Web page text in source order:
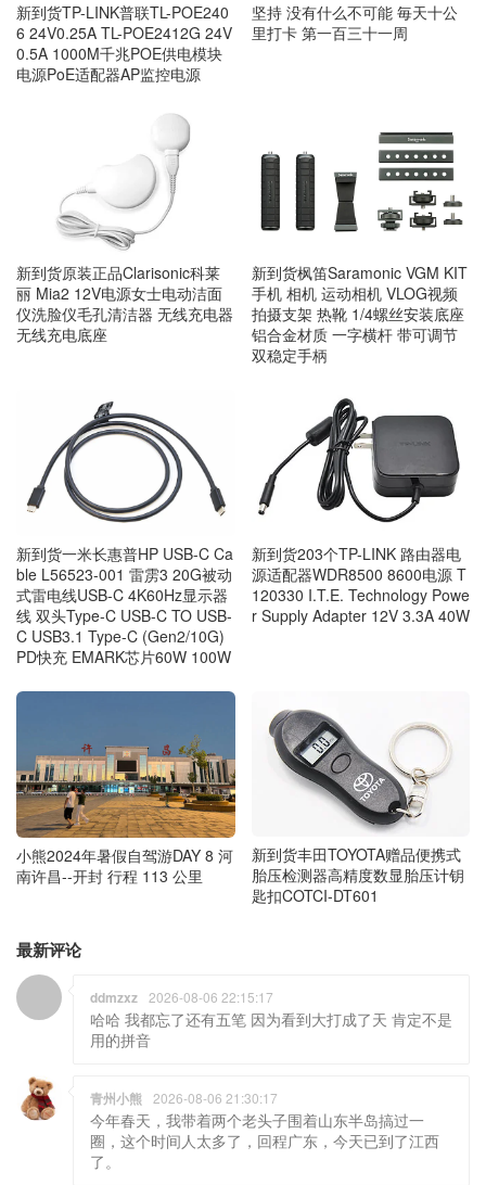
新到货TP-LINK普联TL-POE240
6 24V0.25A TL-POE2412G 24V
0.5A 1000M千兆POE供电模块
电源PoE适配器AP监控电源
坚持 没有什么不可能 毎天十公
里打卡 第一百三十一周
新到货原装正品Clarisonic科莱
丽 Mia2 12V电源女士电动洁面
仪洗脸仪毛孔清洁器 无线充电器
无线充电底座
新到货枫笛Saramonic VGM KIT
手机 相机 运动相机 VLOG视频
拍摄支架 热靴 1/4螺丝安装底座
铝合金材质 一字横杆 带可调节
双稳定手柄
新到货一米长惠普HP USB-C Ca
ble L56523-001 雷雳3 20G被动
式雷电线USB-C 4K60Hz显示器
线 双头Type-C USB-C TO USB-
C USB3.1 Type-C (Gen2/10G)
PD快充 EMARK芯片60W 100W
新到货203个TP-LINK 路由器电
源适配器WDR8500 8600电源 T
120330 I.T.E. Technology Powe
r Supply Adapter 12V 3.3A 40W
小熊2024年暑假自驾游DAY 8 河
南许昌--开封 行程 113 公里
新到货丰田TOYOTA赠品便携式
胎压检测器高精度数显胎压计钥
匙扣COTCI-DT601
最新评论
ddmzxz 2026-08-06 22:15:17
哈哈 我都忘了还有五笔 因为看到大打成了天 肯定不是
用的拼音
青州小熊 2026-08-06 21:30:17
今年春天，我带着两个老头子围着山东半岛搞过一
圈，这个时间人太多了，回程广东，今天已到了江西
了。